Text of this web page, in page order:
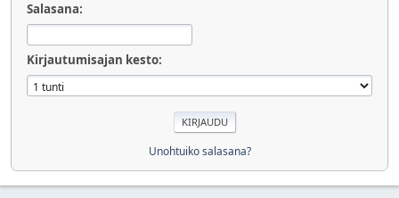
Salasana:
Kirjautumisajan kesto:
Unohtuiko salasana?